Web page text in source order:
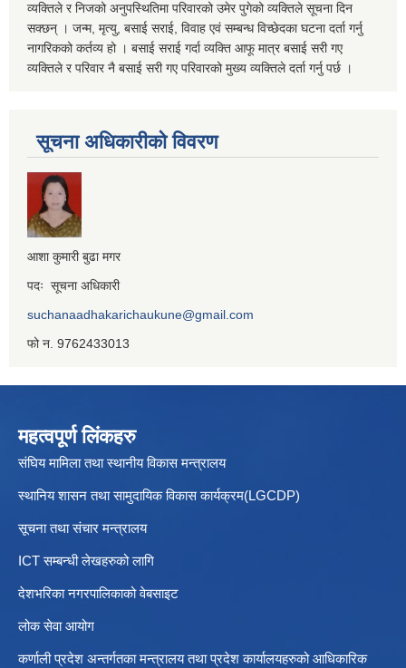
व्यक्तिले र निजको अनुपस्थितिमा परिवारको उमेर पुगेको व्यक्तिले सूचना दिन
सक्छन् । जन्म, मृत्यु, बसाई सराई, विवाह एवं सम्बन्ध विच्छेदका घटना दर्ता गर्नु
नागरिकको कर्तव्य हो । बसाई सराई गर्दा व्यक्ति आफू मात्र बसाई सरी गए
व्यक्तिले र परिवार नै बसाई सरी गए परिवारको मुख्य व्यक्तिले दर्ता गर्नु पर्छ ।
सूचना अधिकारीको विवरण
आशा कुमारी बुढा मगर
पदः सूचना अधिकारी
suchanaadhakarichaukune@gmail.com
फो न. 9762433013
महत्वपूर्ण लिंकहरु
संघिय मामिला तथा स्थानीय विकास मन्त्रालय
स्थानिय शासन तथा सामुदायिक विकास कार्यक्रम(LGCDP)
सूचना तथा संचार मन्त्रालय
ICT सम्बन्धी लेखहरुको लागि
देशभरिका नगरपालिकाको वेबसाइट
लोक सेवा आयोग
कर्णाली प्रदेश अन्तर्गतका मन्त्रालय तथा प्रदेश कार्यालयहरुको आधिकारिक